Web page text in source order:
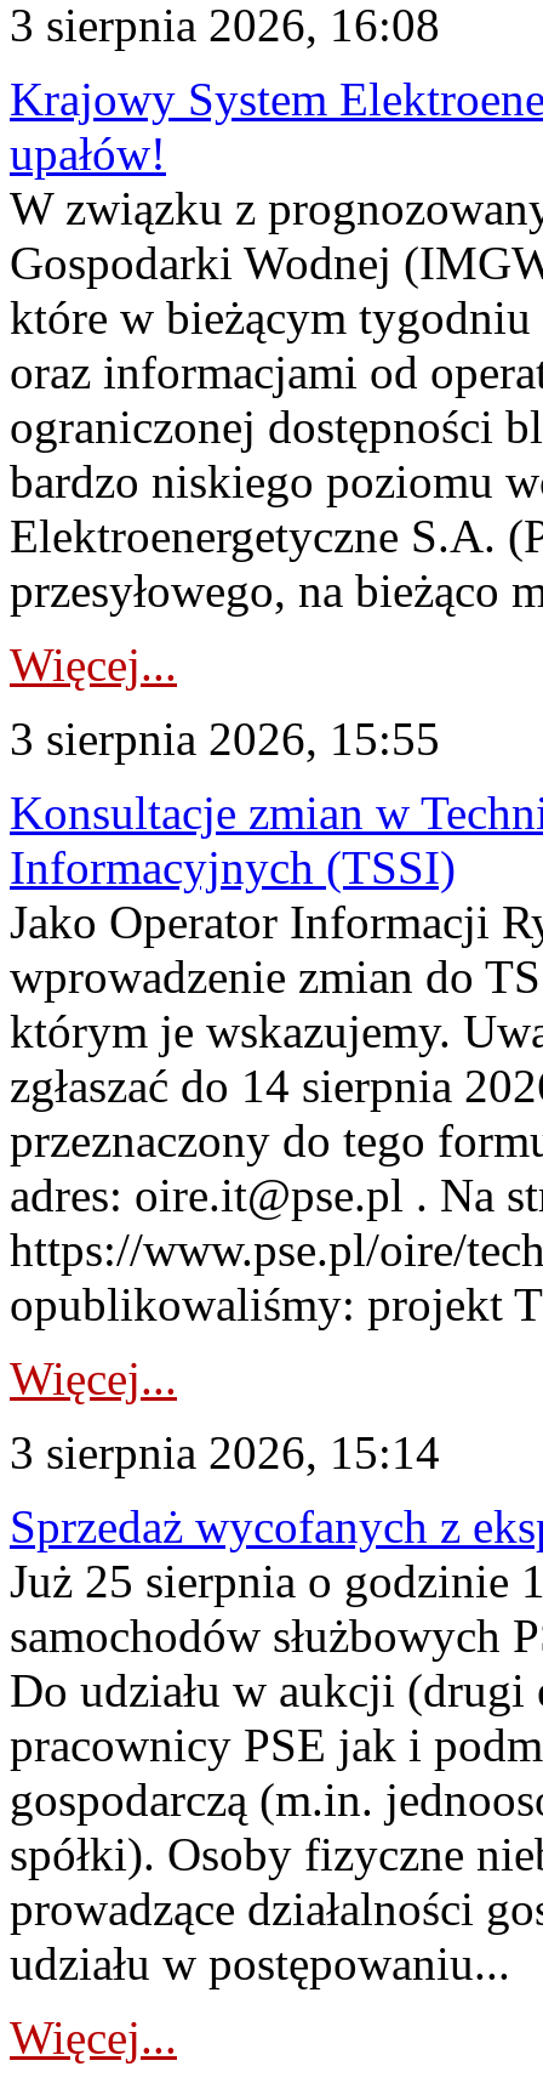
3 sierpnia 2026, 16:08
Krajowy System
upałów!
W związku z
Gospodarki Wodnej
które w bieżącym tygodniu
oraz informacjami od
ograniczonej dostępności
bardzo niskiego poziomu
Elektroenergetyczne S.A.
przesyłowego, na bieżąco
Więcej...
3 sierpnia 2026, 15:55
Konsultacje zmian w
Informacyjnych (TSSI)
Jako Operator Informacji
wprowadzenie zmian do
którym je wskazujemy.
zgłaszać do 14 sierpnia
przeznaczony do tego
adres: oire.it@pse.pl . Na
https://www.pse.pl/oire/
opublikowaliśmy: projekt
Więcej...
3 sierpnia 2026, 15:14
Sprzedaż wycofanych z
Już 25 sierpnia o godzinie
samochodów służbowych
Do udziału w aukcji (drugi
pracownicy PSE jak i
gospodarczą (m.in.
spółki). Osoby fizyczne
prowadzące działalności
udziału w postępowaniu...
Więcej...